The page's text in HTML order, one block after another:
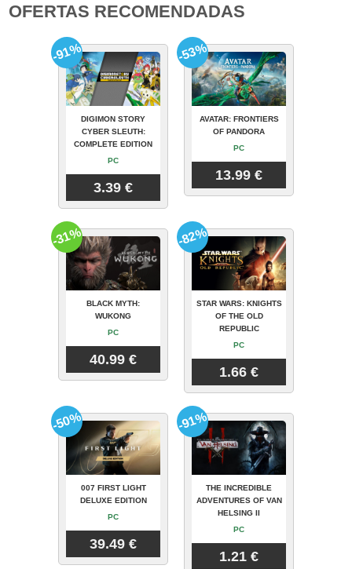
OFERTAS RECOMENDADAS
DIGIMON STORY
CYBER SLEUTH:
COMPLETE EDITION
PC
3.39 €
-91%
AVATAR: FRONTIERS
OF PANDORA
PC
13.99 €
-53%
BLACK MYTH:
WUKONG
PC
40.99 €
-31%
STAR WARS: KNIGHTS
OF THE OLD
REPUBLIC
PC
1.66 €
-82%
007 FIRST LIGHT
DELUXE EDITION
PC
39.49 €
-50%
THE INCREDIBLE
ADVENTURES OF VAN
HELSING II
PC
1.21 €
-91%